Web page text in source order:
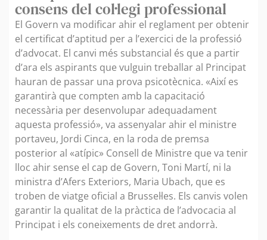
consens del col·legi professional
El Govern va modificar ahir el reglament per obtenir
el certificat d’aptitud per a l’exercici de la professió
d’advocat. El canvi més substancial és que a partir
d’ara els aspirants que vulguin treballar al Principat
hauran de passar una prova psicotècnica. «Així es
garantirà que compten amb la capacitació
necessària per desenvolupar adequadament
aquesta professió», va assenyalar ahir el ministre
portaveu, Jordi Cinca, en la roda de premsa
posterior al «atípic» Consell de Ministre que va tenir
lloc ahir sense el cap de Govern, Toni Martí, ni la
ministra d’Afers Exteriors, Maria Ubach, que es
troben de viatge oficial a Brussel·les. Els canvis volen
garantir la qualitat de la pràctica de l’advocacia al
Principat i els coneixements de dret andorrà.